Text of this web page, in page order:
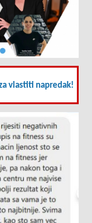
vlastiti napredak!